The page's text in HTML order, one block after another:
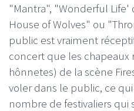
"Mantra", "Wonderful Life'
House of Wolves" ou
public est vraiment
concert que les chapeaux
hônnetes) de la scène
voler dans le public, ce
nombre de festivaliers